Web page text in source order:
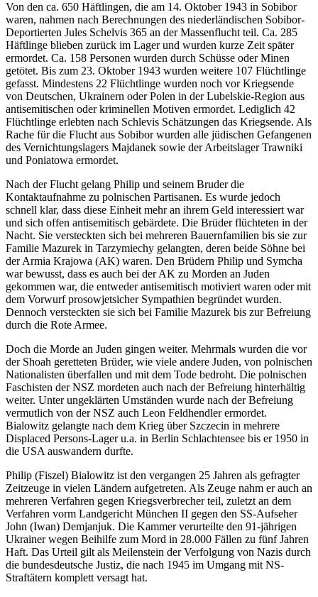
Von den ca. 650 Häftlingen, die am 14. Oktober 1943 in Sobibor
waren, nahmen nach Berechnungen des niederländischen Sobibor-
Deportierten Jules Schelvis 365 an der Massenflucht teil. Ca. 285
Häftlinge blieben zurück im Lager und wurden kurze Zeit später
ermordet. Ca. 158 Personen wurden durch Schüsse oder Minen
getötet. Bis zum 23. Oktober 1943 wurden weitere 107 Flüchtlinge
gefasst. Mindestens 22 Flüchtlinge wurden noch vor Kriegsende
von Deutschen, Ukrainern oder Polen in der Lubelskie-Region aus
antisemitischen oder kriminellen Motiven ermordet. Lediglich 42
Flüchtlinge erlebten nach Schlevis Schätzungen das Kriegsende. Als
Rache für die Flucht aus Sobibor wurden alle jüdischen Gefangenen
des Vernichtungslagers Majdanek sowie der Arbeitslager Trawniki
und Poniatowa ermordet.
Nach der Flucht gelang Philip und seinem Bruder die
Kontaktaufnahme zu polnischen Partisanen. Es wurde jedoch
schnell klar, dass diese Einheit mehr an ihrem Geld interessiert war
und sich offen antisemitisch gebärdete. Die Brüder flüchteten in der
Nacht. Sie versteckten sich bei mehreren Bauernfamilien bis sie zur
Familie Mazurek in Tarzymiechy gelangten, deren beide Söhne bei
der Armia Krajowa (AK) waren. Den Brüdern Philip und Symcha
war bewusst, dass es auch bei der AK zu Morden an Juden
gekommen war, die entweder antisemitisch motiviert waren oder mit
dem Vorwurf prosowjetsicher Sympathien begründet wurden.
Dennoch versteckten sie sich bei Familie Mazurek bis zur Befreiung
durch die Rote Armee.
Doch die Morde an Juden gingen weiter. Mehrmals wurden die vor
der Shoah geretteten Brüder, wie viele andere Juden, von polnischen
Nationalisten überfallen und mit dem Tode bedroht. Die polnischen
Faschisten der NSZ mordeten auch nach der Befreiung hinterhältig
weiter. Unter ungeklärten Umständen wurde nach der Befreiung
vermutlich von der NSZ auch Leon Feldhendler ermordet.
Bialowitz gelangte nach dem Krieg über Szczecin in mehrere
Displaced Persons-Lager u.a. in Berlin Schlachtensee bis er 1950 in
die USA auswandern durfte.
Philip (Fiszel) Bialowitz ist den vergangen 25 Jahren als gefragter
Zeitzeuge in vielen Ländern aufgetreten. Als Zeuge nahm er auch an
mehreren Verfahren gegen Kriegsverbrecher teil, zuletzt an dem
Verfahren vorm Landgericht München II gegen den SS-Aufseher
John (Iwan) Demjanjuk. Die Kammer verurteilte den 91-jährigen
Ukrainer wegen Beihilfe zum Mord in 28.000 Fällen zu fünf Jahren
Haft. Das Urteil gilt als Meilenstein der Verfolgung von Nazis durch
die bundesdeutsche Justiz, die nach 1945 im Umgang mit NS-
Straftätern komplett versagt hat.